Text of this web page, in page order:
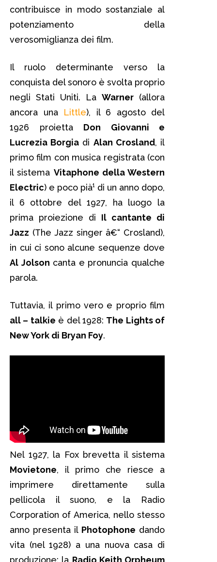
contribuisce in modo sostanziale al
potenziamento della
verosomiglianza dei film.
Il ruolo determinante verso la
conquista del sonoro è svolta proprio
negli Stati Uniti. La Warner (allora
ancora una Little), il 6 agosto del
1926 proietta Don Giovanni e
Lucrezia Borgia di Alan Crosland, il
primo film con musica registrata (con
il sistema Vitaphone della Western
Electric) e poco pià¹ di un anno dopo,
il 6 ottobre del 1927, ha luogo la
prima proiezione di Il cantante di
Jazz (The Jazz singer â€“ Crosland),
in cui ci sono alcune sequenze dove
Al Jolson canta e pronuncia qualche
parola.
Tuttavia, il primo vero e proprio film
all – talkie è del 1928: The Lights of
New York di Bryan Foy.
Nel 1927, la Fox brevetta il sistema
Movietone, il primo che riesce a
imprimere direttamente sulla
pellicola il suono, e la Radio
Corporation of America, nello stesso
anno presenta il Photophone dando
vita (nel 1928) a una nuova casa di
produzione: la Radio Keith Orpheum